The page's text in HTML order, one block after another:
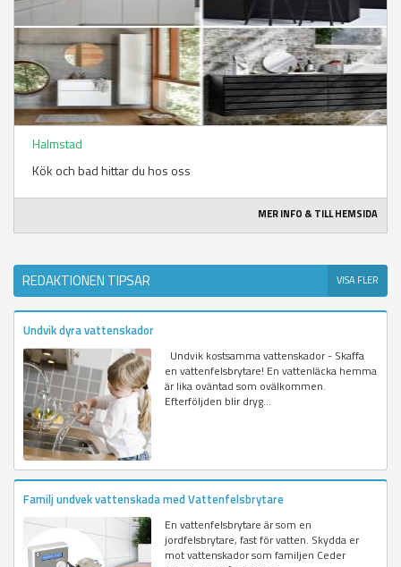
Halmstad
Kök och bad hittar du hos oss
MER INFO & TILL HEMSIDA
REDAKTIONEN TIPSAR VISA FLER
Undvik dyra vattenskador
Undvik kostsamma vattenskador - Skaffa
en vattenfelsbrytare! En vattenläcka hemma
är lika oväntad som ovälkommen.
Efterföljden blir dryg...
Familj undvek vattenskada med Vattenfelsbrytare
En vattenfelsbrytare är som en
jordfelsbrytare, fast för vatten. Skydda er
mot vattenskador som familjen Ceder